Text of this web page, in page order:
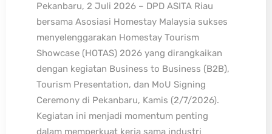
Pekanbaru, 2 Juli 2026 – DPD ASITA Riau
bersama Asosiasi Homestay Malaysia sukses
menyelenggarakan Homestay Tourism
Showcase (HOTAS) 2026 yang dirangkaikan
dengan kegiatan Business to Business (B2B),
Tourism Presentation, dan MoU Signing
Ceremony di Pekanbaru, Kamis (2/7/2026).
Kegiatan ini menjadi momentum penting